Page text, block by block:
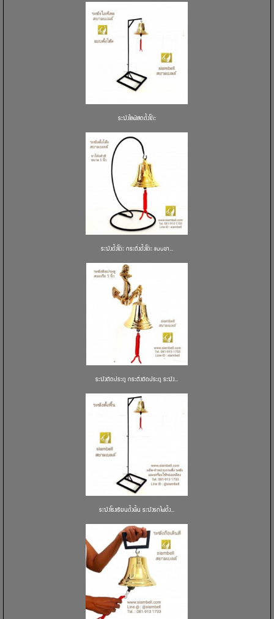
ระฆังไลฟ์สดตั้งโต๊ะ
ระฆังตั้งโต๊ะ กระดิ่งตั้งโต๊ะ แบบขา...
ระฆังติดประตู กระดิ่งติดประตู ระฆัง...
ระฆังโรงเรียนตั้งพื้น ระฆังรถไฟตั้ง...